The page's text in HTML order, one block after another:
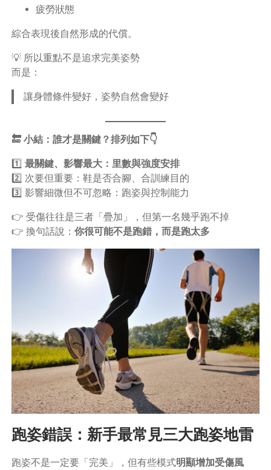
疲勞狀態
綜合表現後自然形成的代償。
💡 所以重點不是追求完美姿勢
而是：
讓身體條件變好，姿勢自然會變好
🔚 小結：誰才是關鍵？排列如下👇
1️⃣ 最關鍵、影響最大：里數與強度安排
2️⃣ 次要但重要：鞋是否合腳、合訓練目的
3️⃣ 影響細微但不可忽略：跑姿與控制能力
👉 受傷往往是三者「疊加」，但第一名幾乎跑不掉
👉 換句話說： 你很可能不是跑錯，而是跑太多
跑姿錯誤：新手最常見三大跑姿地雷
跑姿不是一定要「完美」，但有些模式明顯增加受傷風